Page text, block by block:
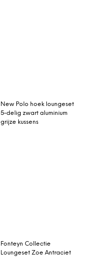
New Polo hoek loungeset
5-delig zwart aluminium
grijze kussens
Fonteyn Collectie
Loungeset Zoe Antraciet